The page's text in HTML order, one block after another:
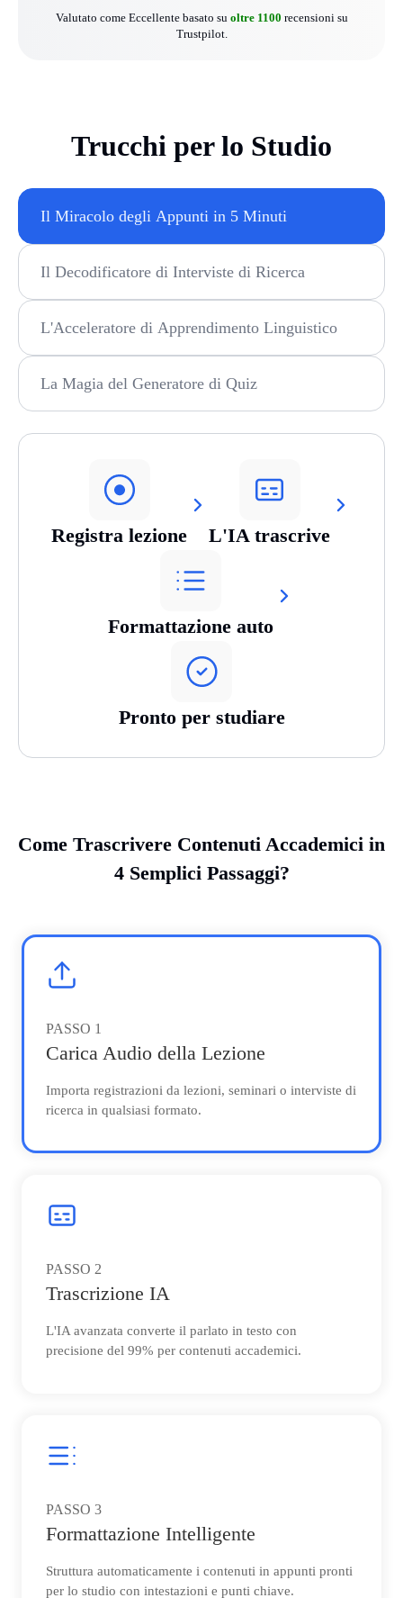
Valutato come Eccellente basato su oltre 1100 recensioni su
Trustpilot.
Trucchi per lo Studio
Il Miracolo degli Appunti in 5 Minuti
Il Decodificatore di Interviste di Ricerca
L'Acceleratore di Apprendimento Linguistico
La Magia del Generatore di Quiz
Registra lezione L'IA trascrive
Formattazione auto
Pronto per studiare
Come Trascrivere Contenuti Accademici in
4 Semplici Passaggi?
PASSO 1
Carica Audio della Lezione
Importa registrazioni da lezioni, seminari o interviste di
ricerca in qualsiasi formato.
PASSO 2
Trascrizione IA
L'IA avanzata converte il parlato in testo con
precisione del 99% per contenuti accademici.
PASSO 3
Formattazione Intelligente
Struttura automaticamente i contenuti in appunti pronti
per lo studio con intestazioni e punti chiave.